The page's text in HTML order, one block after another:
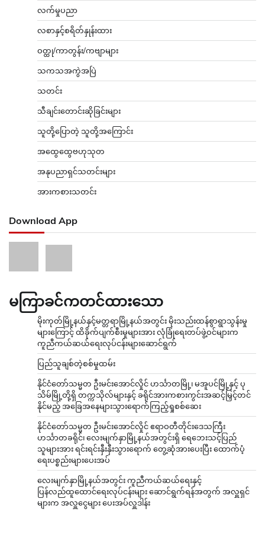
လက်မှုပညာ
လစာနှင့်စရိတ်နှုန်းထား
ဝတ္ထု/ကာတွန်း/ကဗျာများ
သကသအကွဲအပြဲ
သတင်း
သီချင်းတောင်းဆိုခြင်းများ
သူတို့ပြောတဲ့ သူတို့အကြောင်း
အထွေထွေဗဟုသုတ
အနုပညာရှင်သတင်းများ
အားကစားသတင်း
Download App
မကြာခင်ကတင်ထားသော
မိုးကုတ်မြို့နယ်နှင့်မတ္တရာမြို့နယ်အတွင်း မိုးသည်းထန်စွာရွာသွန်းမှု
များကြောင့် ထိခိုက်ပျက်စီးမှုများအား လုံခြုံရေးတပ်ဖွဲ့ဝင်များက
ကူညီကယ်ဆယ်ရေးလုပ်ငန်းများဆောင်ရွက်
ပြည်သူချစ်တဲ့စစ်မှုထမ်း
နိုင်ငံတော်သမ္မတ ဦးမင်းအောင်လှိုင် ဟင်္သာတမြို့၊ မအူပင်မြို့နှင့် ပု
သိမ်မြို့တို့ရှိ တက္ကသိုလ်များနှင့် ခရိုင်အားကစားကွင်းအဆင့်မြှင့်တင်
နိုင်မည့် အခြေအနေများသွားရောက်ကြည့်ရှုစစ်ဆေး
နိုင်ငံတော်သမ္မတ ဦးမင်းအောင်လှိုင် ဧရာဝတီတိုင်းဒေသကြီး
ဟင်္သာတခရိုင်၊ လေးမျက်နှာမြို့နယ်အတွင်းရှိ ရေဘေးသင့်ပြည်
သူများအား ရင်းရင်းနှီးနှီးသွားရောက် တွေ့ဆုံအားပေးပြီး ထောက်ပံ့
ရေးပစ္စည်းများပေးအပ်
လေးမျက်နှာမြို့နယ်အတွင်း ကူညီကယ်ဆယ်ရေးနှင့်
ပြန်လည်ထူထောင်ရေးလုပ်ငန်းများ ဆောင်ရွက်ရန်အတွက် အလှူရှင်
များက အလှူငွေများ ပေးအပ်လှူဒါန်း